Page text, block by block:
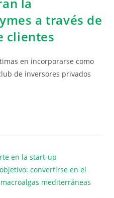
a través de
clientes
en incorporarse como
de inversores privados